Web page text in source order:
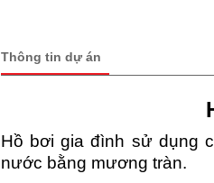
Thông tin dự án
Hồ bơi gia đình sử dụng
nước bằng mương tràn.